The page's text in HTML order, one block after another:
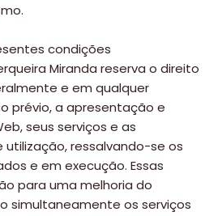
condições
Miranda reserva o direito
e em qualquer
prévio, a apresentação e
seus serviços e as
utilização, ressalvando-se os
e em execução. Essas
para uma melhoria do
simultaneamente os serviços